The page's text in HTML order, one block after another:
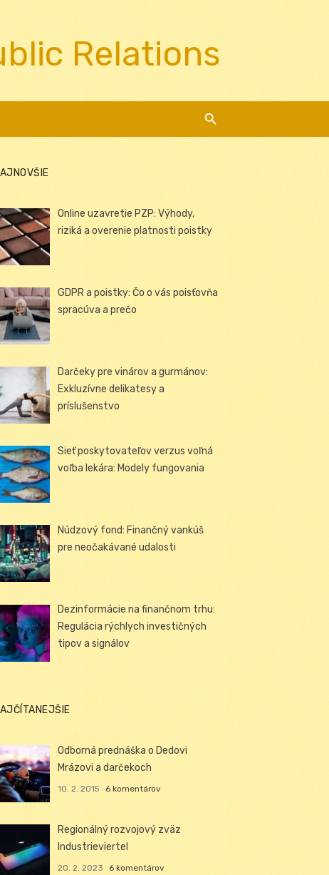
Relations
Online uzavretie PZP: Výhody,
riziká a overenie platnosti poistky
GDPR a poistky: Čo o vás poisťovňa
spracúva a prečo
Darčeky pre vinárov a gurmánov:
Exkluzívne delikatesy a
príslušenstvo
Sieť poskytovateľov verzus voľná
voľba lekára: Modely fungovania
Núdzový fond: Finančný vankúš
pre neočakávané udalosti
Dezinformácie na finančnom trhu:
Regulácia rýchlych investičných
tipov a signálov
Odborná prednáška o Dedovi
Mrázovi a darčekoch
10. 2. 2015 6 komentárov
Regionálný rozvojový zväz
Industrieviertel
20. 2. 2023 6 komentárov